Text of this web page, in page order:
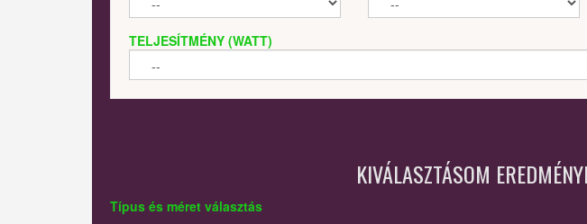
TELJESÍTMÉNY (WATT)
KIVÁLASZTÁSOM
Típus és méret választás